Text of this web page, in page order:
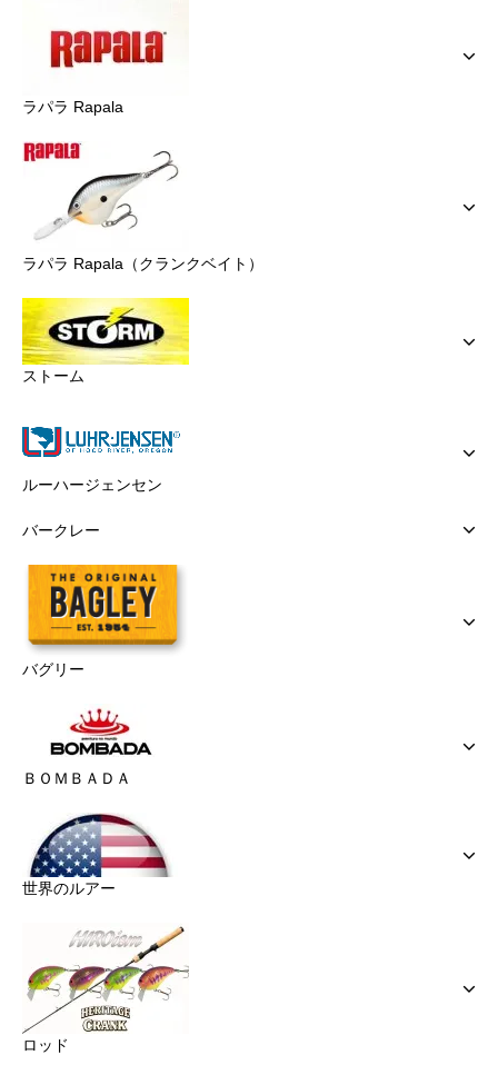
ラパラ Rapala
ラパラ Rapala（クランクベイト）
ストーム
ルーハージェンセン
バークレー
バグリー
ＢＯＭＢＡＤＡ
世界のルアー
ロッド